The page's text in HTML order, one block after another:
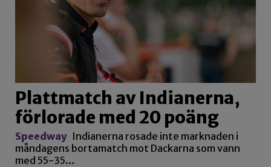
Plattmatch av Indianerna,
förlorade med 20 poäng
Speedway Indianerna rosade inte marknaden i
måndagens bortamatch mot Dackarna som vann
med 55-35…